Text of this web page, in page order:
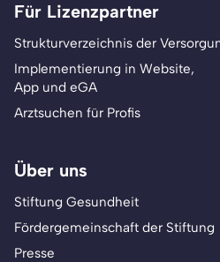
Für Lizenzpartner
Strukturverzeichnis der
Implementierung in Website,
App und eGA
Arztsuchen für Profis
Über uns
Stiftung Gesundheit
Fördergemeinschaft der Stiftung
Presse